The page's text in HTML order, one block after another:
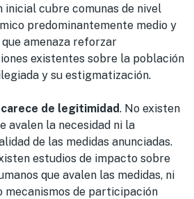
inicial cubre comunas de nivel
predominantemente medio y
que amenaza reforzar
existentes sobre la población
y su estigmatización.
de legitimidad. No existen
avalen la necesidad ni la
de las medidas anunciadas.
estudios de impacto sobre
que avalen las medidas, ni
mecanismos de participación